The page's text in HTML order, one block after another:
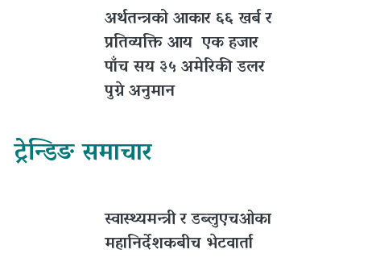
अर्थतन्त्रको आकार ६६ खर्ब र
प्रतिव्यक्ति आय एक हजार
पाँच सय ३५ अमेरिकी डलर
पुग्ने अनुमान
ट्रेन्डिङ समाचार
स्वास्थ्यमन्त्री र डब्लुएचओका
महानिर्देशकबीच भेटवार्ता